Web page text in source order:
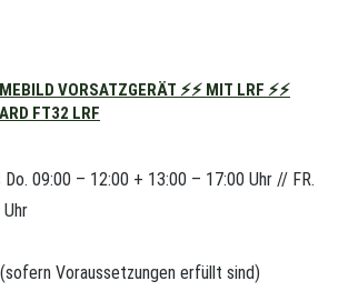
VORSATZGERÄT ⚡⚡ MIT LRF ⚡⚡
FT32 LRF
Do. 09:00 – 12:00 + 13:00 – 17:00 Uhr // FR.
Voraussetzungen erfüllt sind)